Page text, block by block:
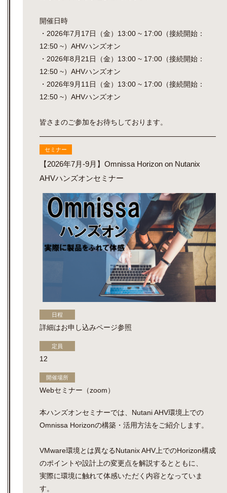
開催日時
・2026年7月17日（金）13:00 ~ 17:00（接続開始：
12:50 ~）AHVハンズオン
・2026年8月21日（金）13:00 ~ 17:00（接続開始：
12:50 ~）AHVハンズオン
・2026年9月11日（金）13:00 ~ 17:00（接続開始：
12:50 ~）AHVハンズオン
皆さまのご参加をお待ちしております。
セミナー
【2026年7月-9月】Omnissa Horizon on Nutanix
AHVハンズオンセミナー
日程
詳細はお申し込みページ参照
定員
12
開催場所
Webセミナー（zoom）
本ハンズオンセミナーでは、Nutani AHV環境上での
Omnissa Horizonの構築・活用方法をご紹介します。
VMware環境とは異なるNutanix AHV上でのHorizon構成
のポイントや設計上の変更点を解説するとともに、
実際に環境に触れて体感いただく内容となっていま
す。